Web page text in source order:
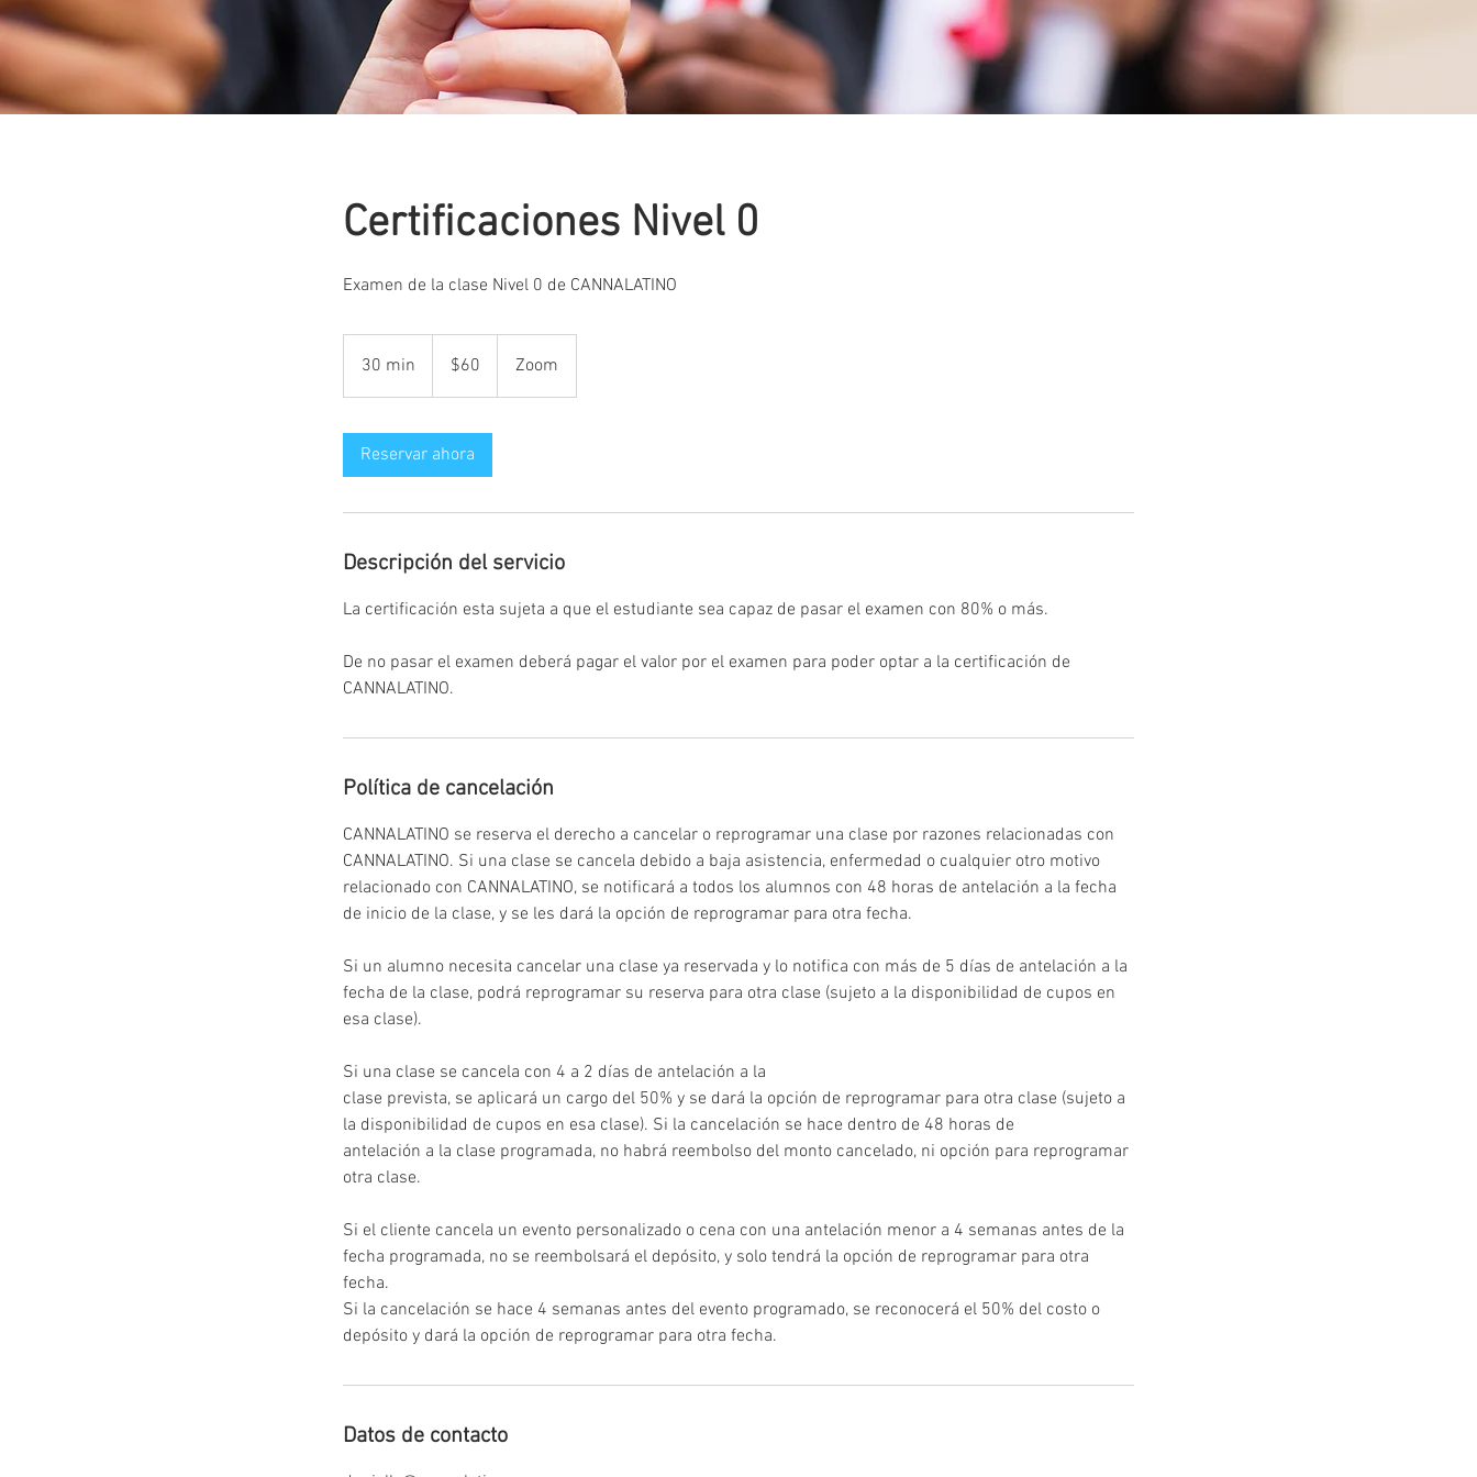
Certificaciones Nivel 0
Examen de la clase Nivel 0 de CANNALATINO
30 min
0
dollars$60 Zoom
Reservar ahora
Descripción del servicio
La certificación esta sujeta a que el estudiante sea capaz de pasar el examen con 80% o más.
De no pasar el examen deberá pagar el valor por el examen para poder optar a la certificación de
Política de cancelación
CANNALATINO se reserva el derecho a cancelar o reprogramar una clase por razones relacionadas con
CANNALATINO. Si una clase se cancela debido a baja asistencia, enfermedad o cualquier otro motivo
relacionado con CANNALATINO, se notificará a todos los alumnos con 48 horas de antelación a la fecha
de inicio de la clase, y se les dará la opción de reprogramar para otra fecha.
Si un alumno necesita cancelar una clase ya reservada y lo notifica con más de 5 días de antelación a la
fecha de la clase, podrá reprogramar su reserva para otra clase (sujeto a la disponibilidad de cupos en
esa clase).
Si una clase se cancela con 4 a 2 días de antelación a la
clase prevista, se aplicará un cargo del 50% y se dará la opción de reprogramar para otra clase (sujeto a
la disponibilidad de cupos en esa clase). Si la cancelación se hace dentro de 48 horas de
antelación a la clase programada, no habrá reembolso del monto cancelado, ni opción para reprogramar
otra clase.
Si el cliente cancela un evento personalizado o cena con una antelación menor a 4 semanas antes de la
fecha programada, no se reembolsará el depósito, y solo tendrá la opción de reprogramar para otra
fecha.
Si la cancelación se hace 4 semanas antes del evento programado, se reconocerá el 50% del costo o
depósito y dará la opción de reprogramar para otra fecha.
Datos de contacto